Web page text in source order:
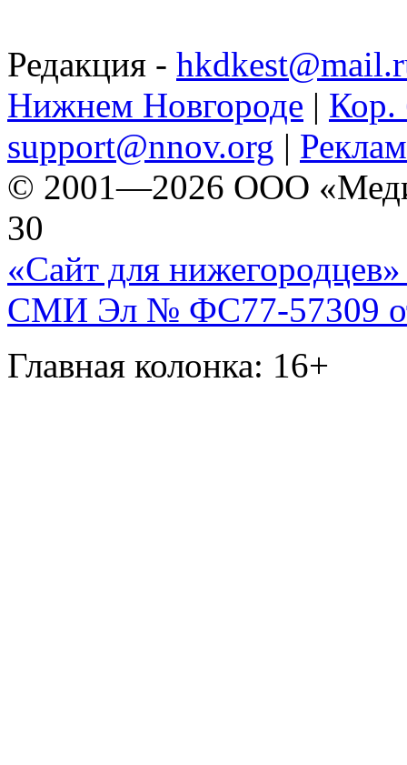
Редакция -
Нижнем Новгороде | Кор.
support@nnov.org |
© 2001—2026 ООО
30
«Сайт для нижегородцев»
СМИ Эл № ФС77-57309
Главная колонка: 16+